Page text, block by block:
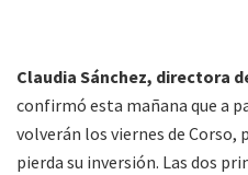
Claudia Sánchez, directora
confirmó esta mañana que a
volverán los viernes de Corso,
pierda su inversión. Las dos